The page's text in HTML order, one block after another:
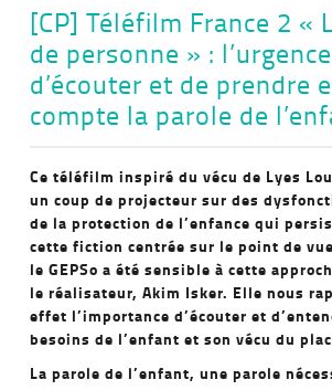
[CP] Téléfilm France 2 «
de personne » : l’urgence
d’écouter et de prendre
compte la parole de
Ce téléfilm inspiré du vécu de Lyes
un coup de projecteur sur des
de la protection de l’enfance qui
cette fiction centrée sur le point de
le GEPSo a été sensible à cette
le réalisateur, Akim Isker. Elle nous
effet l’importance d’écouter et
besoins de l’enfant et son vécu du
La parole de l’enfant, une parole